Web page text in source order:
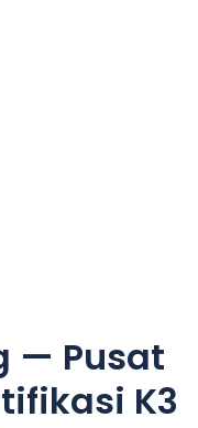
— Pusat
K3